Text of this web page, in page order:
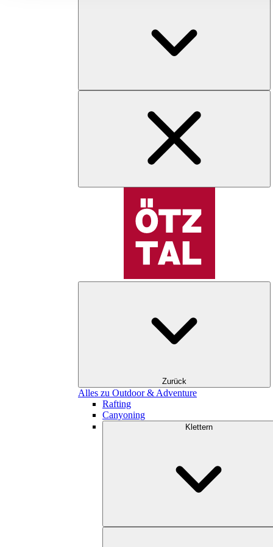
Zurück
Alles zu Outdoor & Adventure
Rafting
Canyoning
Klettern